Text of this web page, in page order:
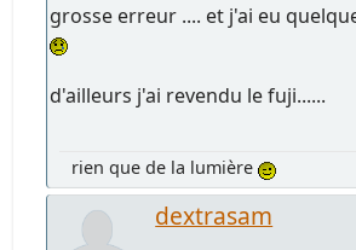
grosse erreur .... et j'ai eu
d'ailleurs j'ai revendu le fuji......
rien que de la lumière
dextrasam